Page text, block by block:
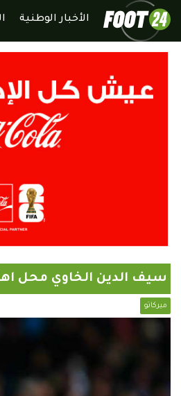
الأخبار الوطنية
سيف الدين الخاوي محل
ميركاتو